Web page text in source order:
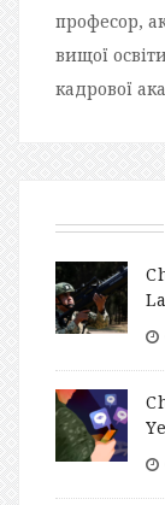
професор,
вищої
кадрової